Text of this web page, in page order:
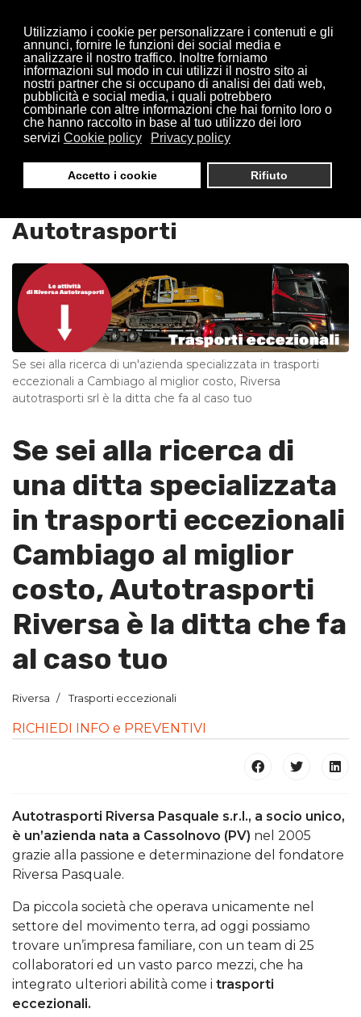
Utilizziamo i cookie per personalizzare i contenuti e gli
annunci, fornire le funzioni dei social media e
analizzare il nostro traffico. Inoltre forniamo
informazioni sul modo in cui utilizzi il nostro sito ai
nostri partner che si occupano di analisi dei dati web,
pubblicità e social media, i quali potrebbero
combinarle con altre informazioni che hai fornito loro o
che hanno raccolto in base al tuo utilizzo dei loro
servizi Cookie policy Privacy policy
Accetto i cookie Rifiuto
Trasporti Eccezionali
Autotrasporti
Se sei alla ricerca di un'azienda specializzata in trasporti
eccezionali a Cambiago al miglior costo, Riversa
autotrasporti srl è la ditta che fa al caso tuo
Se sei alla ricerca di
una ditta specializzata
in trasporti eccezionali
Cambiago al miglior
costo, Autotrasporti
Riversa è la ditta che fa
al caso tuo
Riversa Trasporti eccezionali
RICHIEDI INFO e PREVENTIVI
Autotrasporti Riversa Pasquale s.r.l., a socio unico,
è un’azienda nata a Cassolnovo (PV) nel 2005
grazie alla passione e determinazione del fondatore
Riversa Pasquale.
Da piccola società che operava unicamente nel
settore del movimento terra, ad oggi possiamo
trovare un’impresa familiare, con un team di 25
collaboratori ed un vasto parco mezzi, che ha
integrato ulteriori abilità come i trasporti
eccezionali.